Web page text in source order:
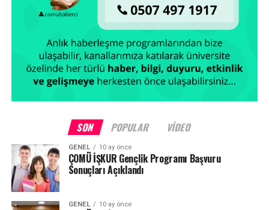
Facebook
Mastodon
EmailShare
SON POPULAR VIDEO
GENEL 10 ay önce
ÇOMÜ İŞKUR Gençlik Programı Başvuru
Sonuçları Açıklandı
GENEL 10 ay önce